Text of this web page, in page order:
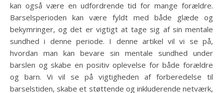
kan også være en udfordrende tid for mange forældre.
Barselsperioden kan være fyldt med både glæde og
bekymringer, og det er vigtigt at tage sig af sin mentale
sundhed i denne periode. I denne artikel vil vi se på,
hvordan man kan bevare sin mentale sundhed under
barslen og skabe en positiv oplevelse for både forældre
og barn. Vi vil se på vigtigheden af forberedelse til
barselstiden, skabe et støttende og inkluderende netværk,